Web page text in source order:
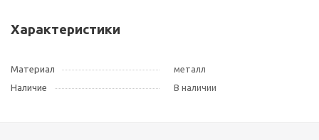
Характеристики
Материал
металл
Наличие
В наличии